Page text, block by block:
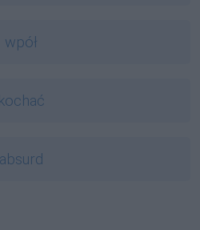
wpół
kochać
absurd